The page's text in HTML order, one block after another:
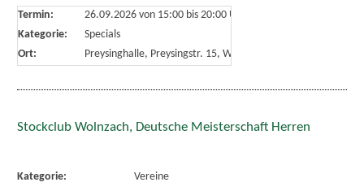
Termin: 26.09.2026 von 15:00bis 20:00 Uhr
Kategorie:
Specials
Ort:
Preysinghalle, Preysingstr. 15, Wolnzach
Stockclub Wolnzach, Deutsche Meisterschaft Herren
Kategorie:
Vereine